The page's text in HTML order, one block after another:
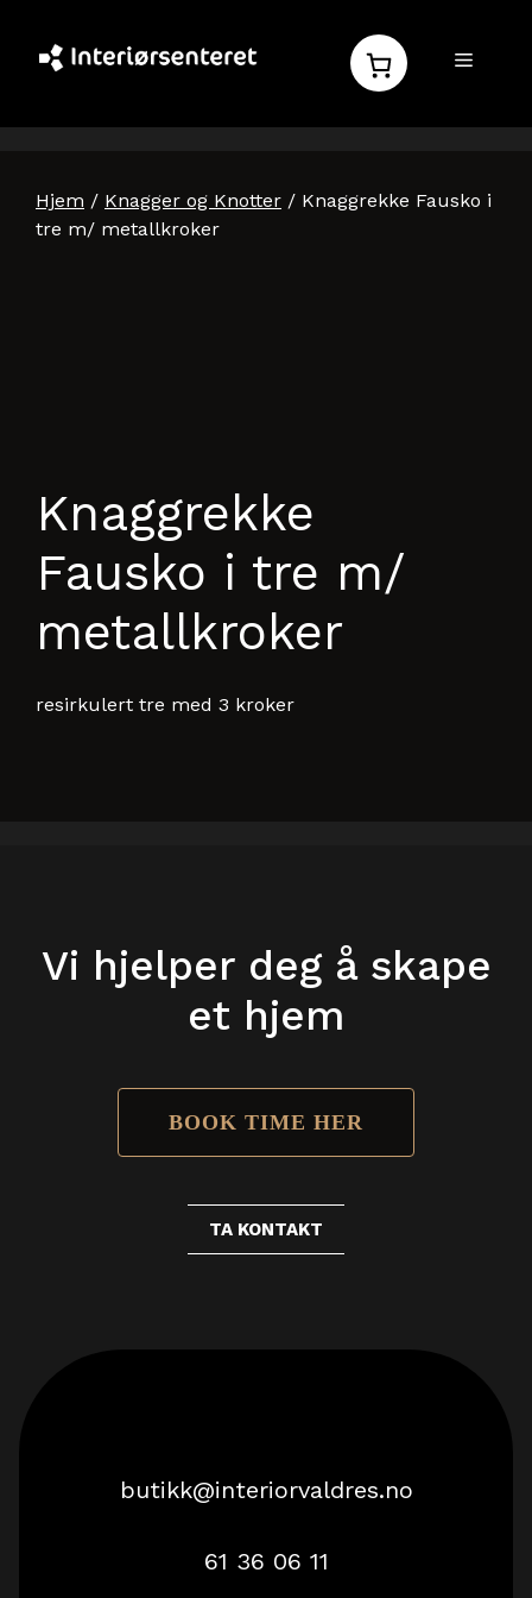
innhold
MENY
Hjem / Knagger og Knotter / Knaggrekke Fausko i
tre m/ metallkroker
Knaggrekke
Fausko i tre m/
metallkroker
resirkulert tre med 3 kroker
Vi hjelper deg å skape
et hjem
BOOK TIME HER
TA KONTAKT
butikk@interiorvaldres.no
61 36 06 11